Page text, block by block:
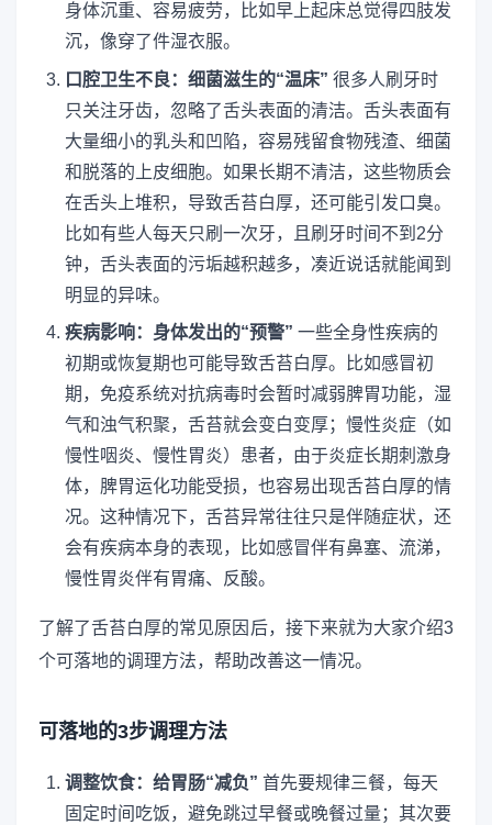
身体沉重、容易疲劳，比如早上起床总觉得四肢发
沉，像穿了件湿衣服。
口腔卫生不良：细菌滋生的“温床” 很多人刷牙时
只关注牙齿，忽略了舌头表面的清洁。舌头表面有
大量细小的乳头和凹陷，容易残留食物残渣、细菌
和脱落的上皮细胞。如果长期不清洁，这些物质会
在舌头上堆积，导致舌苔白厚，还可能引发口臭。
比如有些人每天只刷一次牙，且刷牙时间不到2分
钟，舌头表面的污垢越积越多，凑近说话就能闻到
明显的异味。
疾病影响：身体发出的“预警” 一些全身性疾病的
初期或恢复期也可能导致舌苔白厚。比如感冒初
期，免疫系统对抗病毒时会暂时减弱脾胃功能，湿
气和浊气积聚，舌苔就会变白变厚；慢性炎症（如
慢性咽炎、慢性胃炎）患者，由于炎症长期刺激身
体，脾胃运化功能受损，也容易出现舌苔白厚的情
况。这种情况下，舌苔异常往往只是伴随症状，还
会有疾病本身的表现，比如感冒伴有鼻塞、流涕，
慢性胃炎伴有胃痛、反酸。
了解了舌苔白厚的常见原因后，接下来就为大家介绍3
个可落地的调理方法，帮助改善这一情况。
可落地的3步调理方法
调整饮食：给胃肠“减负” 首先要规律三餐，每天
固定时间吃饭，避免跳过早餐或晚餐过量；其次要